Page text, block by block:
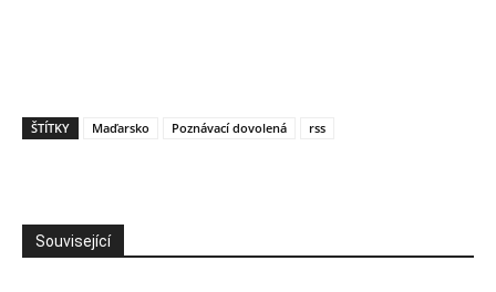
ŠTÍTKY Maďarsko Poznávací dovolená rss
Související